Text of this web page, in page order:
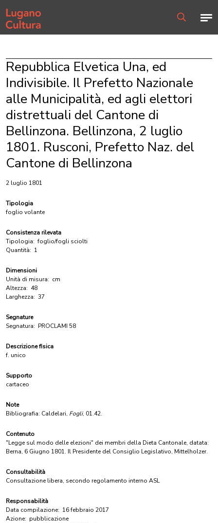
Home page
Repubblica Elvetica Una, ed
Indivisibile. Il Prefetto Nazionale
alle Municipalità, ed agli elettori
distrettuali del Cantone di
Bellinzona. Bellinzona, 2 luglio
1801. Rusconi, Prefetto Naz. del
Cantone di Bellinzona
2 luglio 1801
Tipologia
foglio volante
Consistenza rilevata
Tipologia: foglio/fogli sciolti
Quantità: 1
Dimensioni
Unità di misura: cm
Altezza: 48
Larghezza: 37
Segnature
Segnatura: PROCLAMI 58
Descrizione fisica
f. unico
Supporto
cartaceo
Note
Bibliografia: Caldelari, Fogli, 01.42.
Contenuto
"Legge sul modo delle elezioni" dei membri della Dieta Cantonale, datata:
Berna, 6 Giugno 1801. Il Presidente del Consiglio Legislativo, Mittelholzer.
Consultabilità
Consultazione libera, secondo regolamento interno ASL
Responsabilità
Data compilazione: 16 febbraio 2017
Azione: pubblicazione